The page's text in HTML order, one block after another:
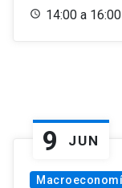
14:00 a 16:00
9 JUN